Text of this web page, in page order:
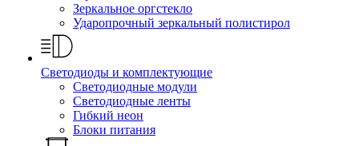
Зеркальное оргстекло
Ударопрочный зеркальный полистирол
Светодиоды и комплектующие
Светодиодные модули
Светодиодные ленты
Гибкий неон
Блоки питания